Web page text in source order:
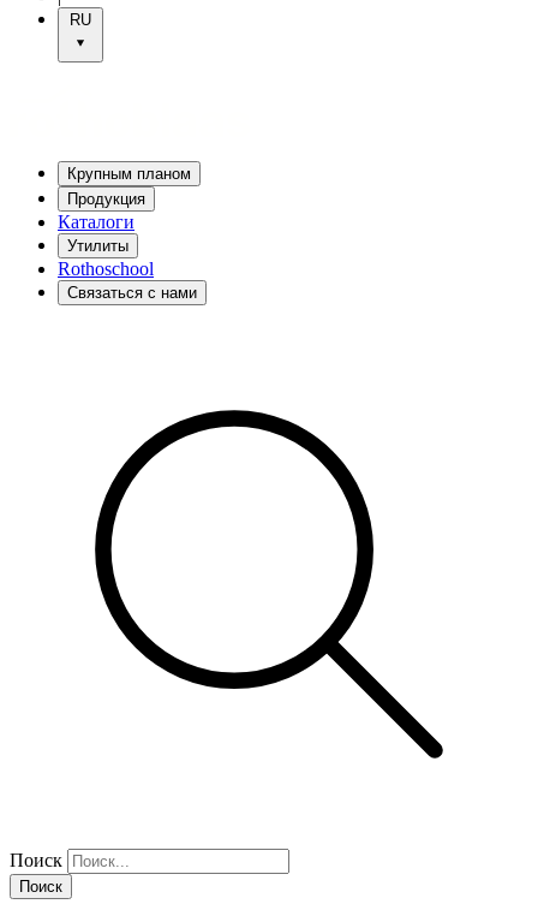
RU
Крупным планом
Продукция
Каталоги
Утилиты
Rothoschool
Связаться с нами
Поиск
Поиск